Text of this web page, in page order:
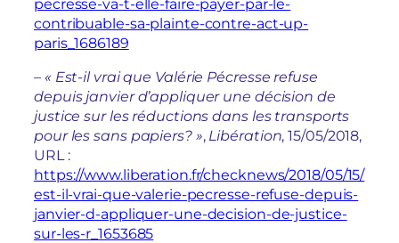
contribuable-sa-plainte-contre-act-up-
paris_1686189
– « Est-il vrai que Valérie Pécresse refuse
depuis janvier d’appliquer une décision de
justice sur les réductions dans les transports
pour les sans papiers? », Libération, 15/05/2018,
URL :
https://www.liberation.fr/checknews/2018/05/15/
est-il-vrai-que-valerie-pecresse-refuse-depuis-
janvier-d-appliquer-une-decision-de-justice-
sur-les-r_1653685